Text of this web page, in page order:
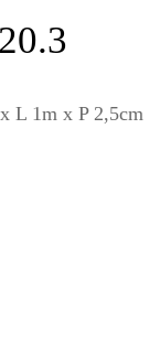
L 1m x P 2,5cm